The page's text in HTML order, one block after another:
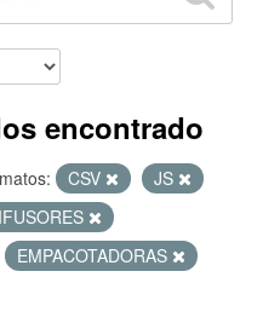
encontrado
CSV
JS
EMPACOTADORAS